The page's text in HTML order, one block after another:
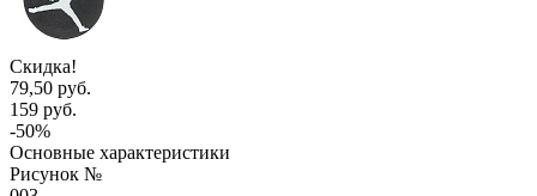
Скидка!
79,50 руб.
159 руб.
-50%
Основные характеристики
Рисунок №